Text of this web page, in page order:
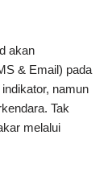
akan
& Email) pada
namun
Tak
melalui